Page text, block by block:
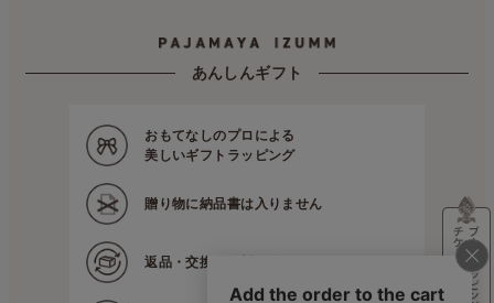
プレゼント・贈り物に最適♪ギフト・アイテム 母の日ギフト
数量限定・在庫限り！アウトレット商品を集めました
あんしんギフト
おもてなしのプロによる
美しいギフトラッピング
贈り物に納品書は入りません
返品・交換は